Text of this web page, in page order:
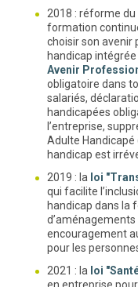
2018 : réforme du
formation
choisir son avenir
handicap intégrée
Avenir
obligatoire dans
salariés,
handicapées
l’entreprise,
Adulte Handicapé
handicap est
2019 : la loi
qui facilite
handicap dans la
encouragement
pour les
2021 : la loi
en entreprise